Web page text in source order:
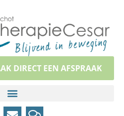
DIRECT EEN AFSPRAAK